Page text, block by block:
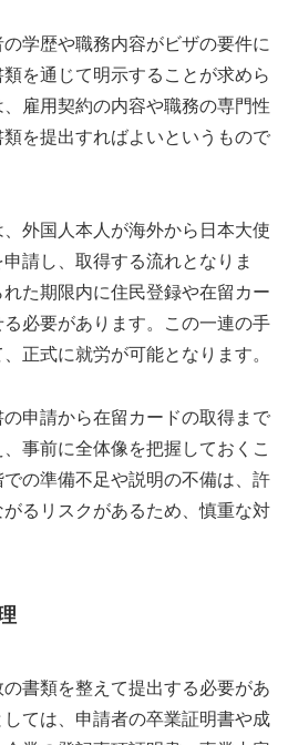
学歴や職務内容がビザの要件に
を通じて明示することが求めら
雇用契約の内容や職務の専門性
を提出すればよいというもので
外国人本人が海外から日本大使
請し、取得する流れとなりま
た期限内に住民登録や在留カー
る必要があります。この一連の手
正式に就労が可能となります。
申請から在留カードの取得まで
事前に全体像を把握しておくこ
の準備不足や説明の不備は、許
るリスクがあるため、慎重な対
書類を整えて提出する必要があ
ては、申請者の卒業証明書や成